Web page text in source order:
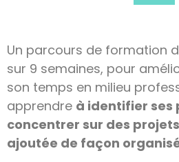
Un parcours de formation
sur 9 semaines, pour
son temps en milieu
apprendre à identifier ses
concentrer sur des
ajoutée de façon